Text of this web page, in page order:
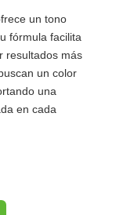
un tono
fórmula facilita
resultados más
un color
una
en cada